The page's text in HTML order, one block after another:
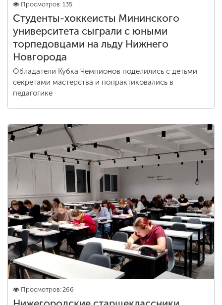
Просмотров: 135
Студенты-хоккеисты Мининского
университета сыграли с юными
торпедовцами на льду Нижнего
Новгорода
Обладатели Кубка Чемпионов поделились с детьми
секретами мастерства и попрактиковались в
педагогике
Просмотров: 266